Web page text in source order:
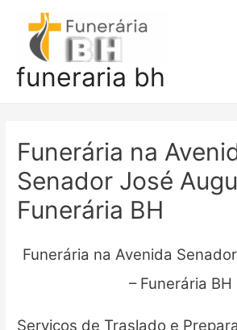
conteúdo
funeraria bh
Funerária na
Senador José
Funerária BH
Funerária na Avenida
– Funerária BH
Serviços de Traslado e